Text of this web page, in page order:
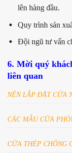
lên hàng đầu.
Quy trình sản
Đội ngũ tư vấn
6. Mời quý
liên quan
NÊN LẮP ĐẶT CỬA
CÁC MẪU CỬA
CỬA THÉP CHỐNG